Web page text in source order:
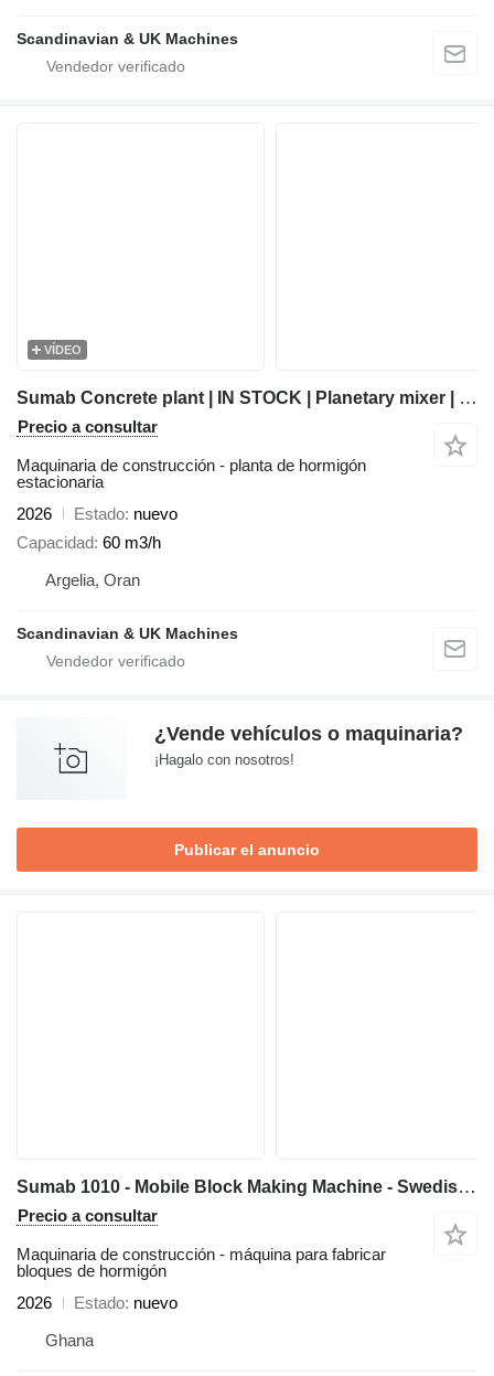
Scandinavian & UK Machines
VÍDEO
Sumab Concrete plant | IN STOCK | Planetary mixer | Swedish quality
Precio a consultar
Maquinaria de construcción - planta de hormigón
estacionaria
2026
Estado nuevo
Capacidad 60 m3/h
Argelia, Oran
Scandinavian & UK Machines
¿Vende vehículos o maquinaria?
¡Hagalo con nosotros!
Publicar el anuncio
Sumab 1010 - Mobile Block Making Machine - Swedish quality
Precio a consultar
Maquinaria de construcción - máquina para fabricar
bloques de hormigón
2026
Estado nuevo
Ghana